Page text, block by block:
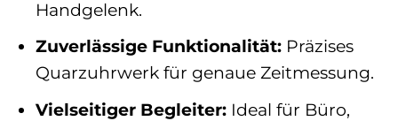
Handgelenk.
Zuverlässige Funktionalität:Präzises
Quarzuhrwerk für genaue Zeitmessung.
Vielseitiger Begleiter:Ideal für Büro,